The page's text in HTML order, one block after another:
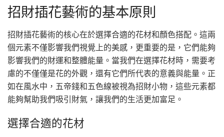
招財插花藝術的基本原則
招財插花藝術的核心在於選擇合適的花材和顏色搭配。這兩
個元素不僅影響我們視覺上的美感，更重要的是，它們能夠
影響我們的財運和整體能量。當我們在選擇花材時，需要考
慮的不僅僅是花的外觀，還有它們所代表的意義與能量。正
如在風水中，五帝錢和五色線被視為招財小物，這些元素都
能夠幫助我們吸引財氣，讓我們的生活更加富足。
選擇合適的花材